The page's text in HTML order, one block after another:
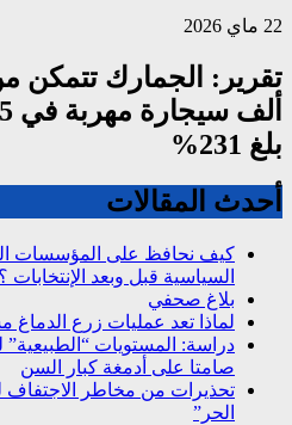
22 ماي 2026
بلغ 231%
أحدث المقالات
كيف نحافظ على المؤسسات
السياسية قبل وبعد الإنتخابات ؟
بلاغ صحفي
لماذا تعد عمليات زرع الدماغ
صامتا على أدمغة كبار السن
تحذيرات من مخاطر الاجتفاف
الحر”